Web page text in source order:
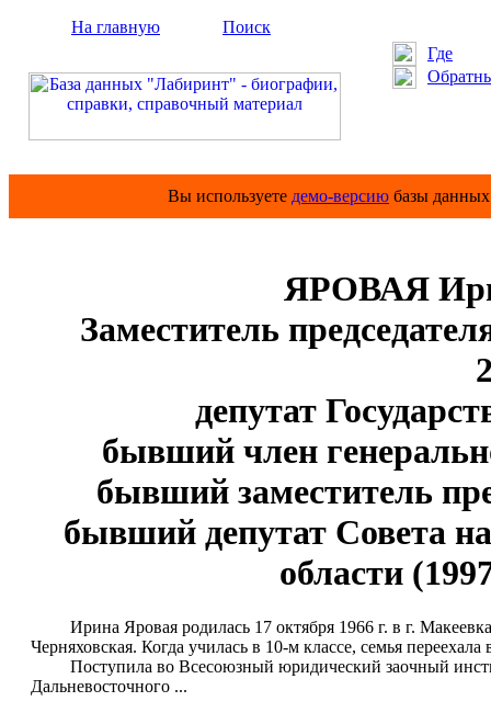
На главную
Поиск
Где
Вы используете демо-версию базы
ЯРОВАЯ
Заместитель
депутат
бывший член
бывший заместитель
бывший депутат Совета
области
Ирина Яровая родилась 17 октября 1966 г. в г.
Черняховская. Когда училась в 10-м классе, семья
Поступила во Всесоюзный юридический заочный
Дальневосточного ...